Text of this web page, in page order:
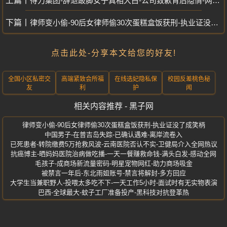
律师变小偷-90后女律师偷30次蛋糕盒饭获刑-执业证没了成笑柄
点击此处-分享本文给您的好友!
全国小区私密交
友
高端紧致会所福
利
在线选妃隐私保
护
校园反差桃色秘
闻
相关内容推荐 - 黑子网
律师变小偷-90后女律师偷30次蛋糕盒饭获刑-执业证没了成笑柄
中国男子-在普吉岛失踪-已确认遇难-离岸流卷入
已死患者-转院缴费5万抢救风波-云南医院否认不实-卫健局介入全网热议
抗癌博主-晒妈妈医院治病做吃播-一天一餐赚救命钱-满头白发-感动全网
毛孩子-成商场新流量密码-明星宠物网红-助力商场吸金
被禁言一年后-东北雨姐账号-禁言将解封-多方回应
大学生当兼职野人-投喂太多吃不下-一天工作5小时-面试时有无实物表演
巴西-全球最大-蚊子工厂准备投产-黑科技对抗登革热